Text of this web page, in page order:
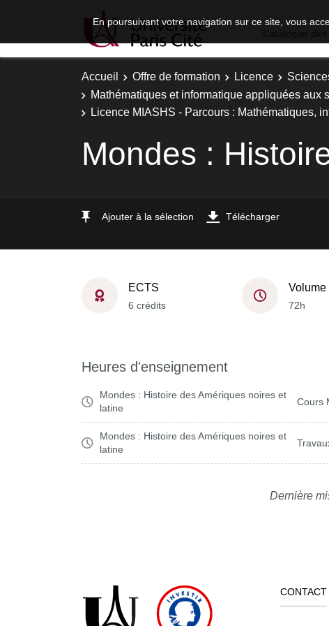
En poursuivant votre navigation sur ce site, vous
Accueil Offre de formation Licence
Mathématiques et informatique appliquées aux
Licence MIASHS - Parcours : Mathématiques,
Mondes :
Ajouter à la sélection Télécharger
ECTS
6 crédits
Volume
72h
Heures d'enseignement
Mondes : Histoire des Amériques noires et
latine
Cours
Mondes : Histoire des Amériques noires et
latine
Dernière
CONTACT